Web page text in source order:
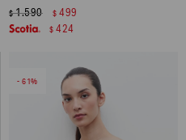
$1.590 $ 499
$ 424
61